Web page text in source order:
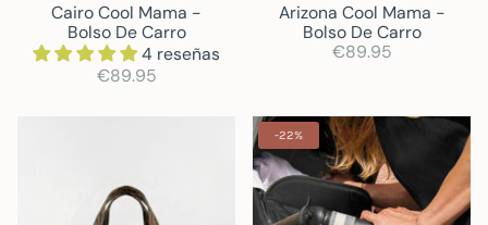
Cairo Cool Mama -
Bolso De Carro
4 reseñas
€89.95
Arizona Cool Mama -
Bolso De Carro
€89.95
-22%